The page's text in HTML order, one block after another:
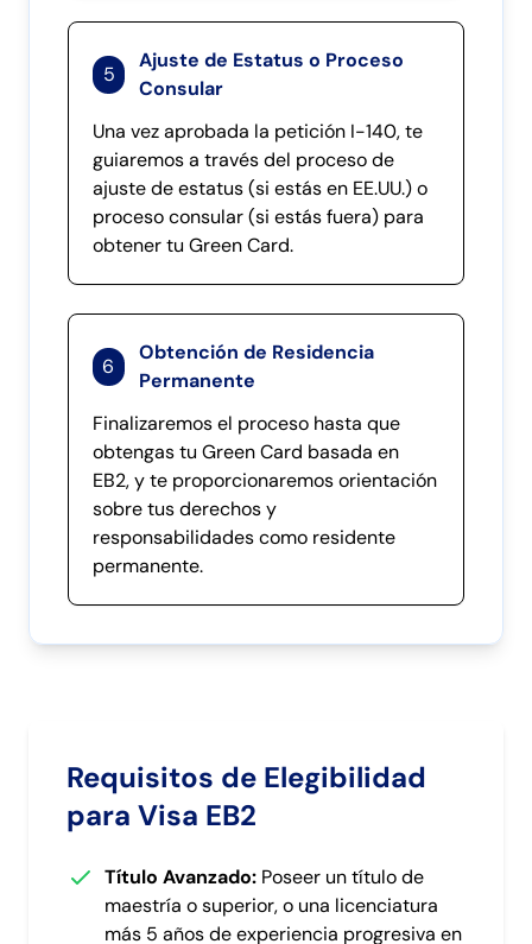
5
Ajuste de Estatus o Proceso
Consular
Una vez aprobada la petición I-140, te
guiaremos a través del proceso de
ajuste de estatus (si estás en EE.UU.) o
proceso consular (si estás fuera) para
obtener tu Green Card.
6
Obtención de Residencia
Permanente
Finalizaremos el proceso hasta que
obtengas tu Green Card basada en
EB2, y te proporcionaremos orientación
sobre tus derechos y
responsabilidades como residente
permanente.
Requisitos de Elegibilidad
para Visa EB2
Título Avanzado: Poseer un título de
maestría o superior, o una licenciatura
más 5 años de experiencia progresiva en